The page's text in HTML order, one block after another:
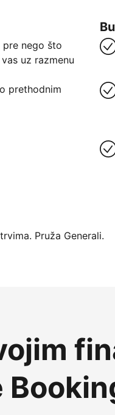
pre nego što
uz razmenu
prethodnim
Pruža Generali.